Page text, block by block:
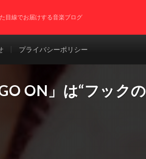
目線でお届けする音楽ブログ
プライバシーポリシー
ON」は“フックの